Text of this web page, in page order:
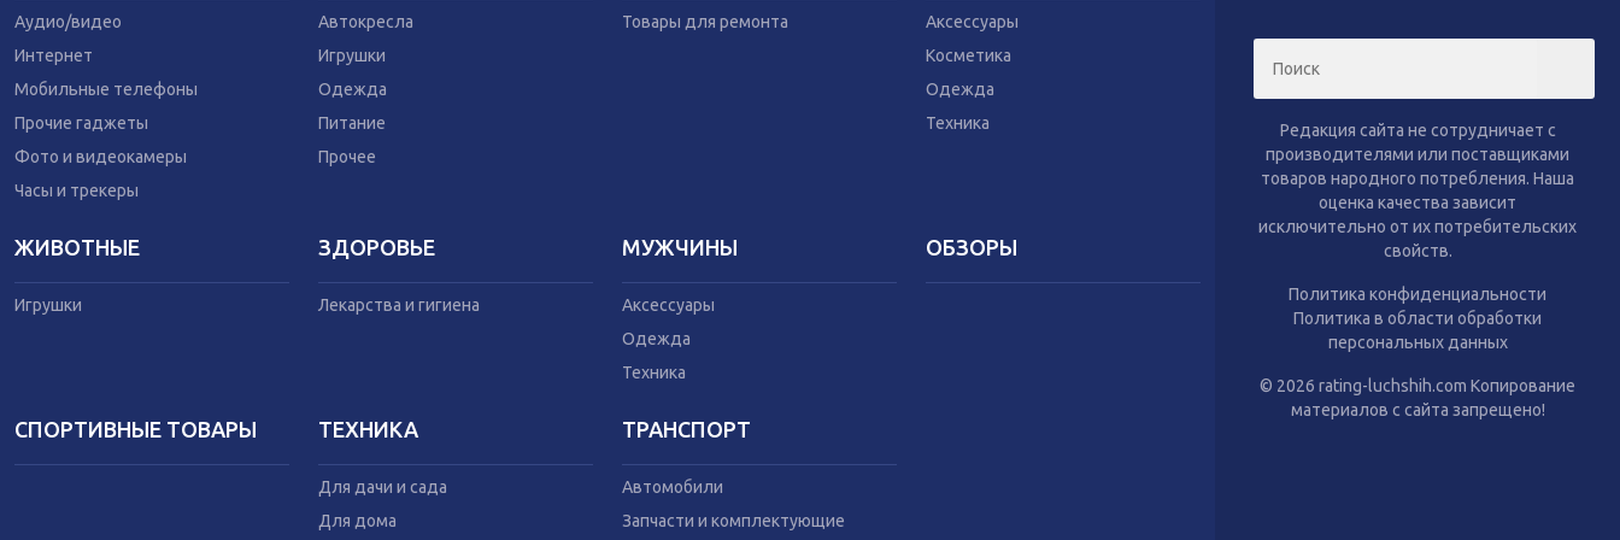
Бытовая химия
Влажный корм для собак
Аксессуары
Аудио/видео
Интернет
Мобильные телефоны
Прочие гаджеты
Фото и видеокамеры
Часы и трекеры
Автокресла
Игрушки
Одежда
Питание
Прочее
Товары для ремонта
Аксессуары
Косметика
Одежда
Техника
ЖИВОТНЫЕ
Игрушки
ЗДОРОВЬЕ
Лекарства и гигиена
МУЖЧИНЫ
Аксессуары
Одежда
Техника
ОБЗОРЫ
СПОРТИВНЫЕ ТОВАРЫ ТЕХНИКА
Для дачи и сада
Для дома
ТРАНСПОРТ
Автомобили
Запчасти и комплектующие
Редакция сайта не сотрудничает с
производителями или поставщиками
товаров народного потребления. Наша
оценка качества зависит
исключительно от их потребительских
свойств.
Политика конфиденциальности
Политика в области обработки
персональных данных
© 2026 rating-luchshih.com Копирование
материалов с сайта запрещено!